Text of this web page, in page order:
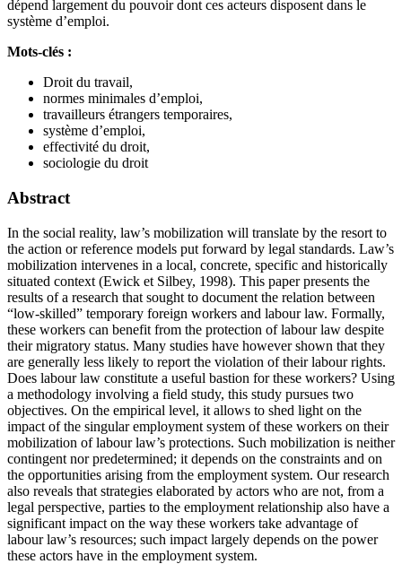
dépend largement du pouvoir dont ces acteurs disposent dans le
système d’emploi.
Mots-clés :
Droit du travail,
normes minimales d’emploi,
travailleurs étrangers temporaires,
système d’emploi,
effectivité du droit,
sociologie du droit
Abstract
In the social reality, law’s mobilization will translate by the resort to
the action or reference models put forward by legal standards. Law’s
mobilization intervenes in a local, concrete, specific and historically
situated context (Ewick et Silbey, 1998). This paper presents the
results of a research that sought to document the relation between
“low-skilled” temporary foreign workers and labour law. Formally,
these workers can benefit from the protection of labour law despite
their migratory status. Many studies have however shown that they
are generally less likely to report the violation of their labour rights.
Does labour law constitute a useful bastion for these workers? Using
a methodology involving a field study, this study pursues two
objectives. On the empirical level, it allows to shed light on the
impact of the singular employment system of these workers on their
mobilization of labour law’s protections. Such mobilization is neither
contingent nor predetermined; it depends on the constraints and on
the opportunities arising from the employment system. Our research
also reveals that strategies elaborated by actors who are not, from a
legal perspective, parties to the employment relationship also have a
significant impact on the way these workers take advantage of
labour law’s resources; such impact largely depends on the power
these actors have in the employment system.